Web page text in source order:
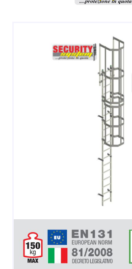
TRABATTELLI
SGABELLI E CAVALLETTI
DOMESTICI SCALE SGABELLI
RAMPE DI CARICO E
ACCESSORI, RICAMBI E